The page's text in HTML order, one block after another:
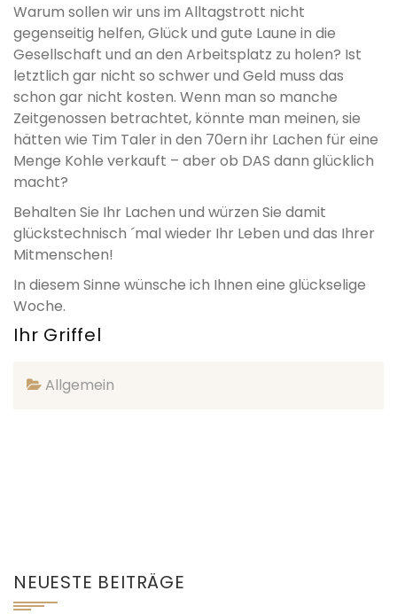
Warum sollen wir uns im Alltagstrott nicht
gegenseitig helfen, Glück und gute Laune in die
Gesellschaft und an den Arbeitsplatz zu holen? Ist
letztlich gar nicht so schwer und Geld muss das
schon gar nicht kosten. Wenn man so manche
Zeitgenossen betrachtet, könnte man meinen, sie
hätten wie Tim Taler in den 70ern ihr Lachen für eine
Menge Kohle verkauft – aber ob DAS dann glücklich
macht?
Behalten Sie Ihr Lachen und würzen Sie damit
glückstechnisch ´mal wieder Ihr Leben und das Ihrer
Mitmenschen!
In diesem Sinne wünsche ich Ihnen eine glückselige
Woche.
Ihr Griffel
Allgemein
NEUESTE BEITRÄGE